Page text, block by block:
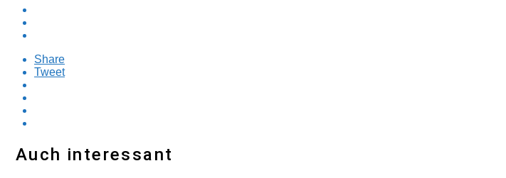
Share
Tweet
Auch interessant